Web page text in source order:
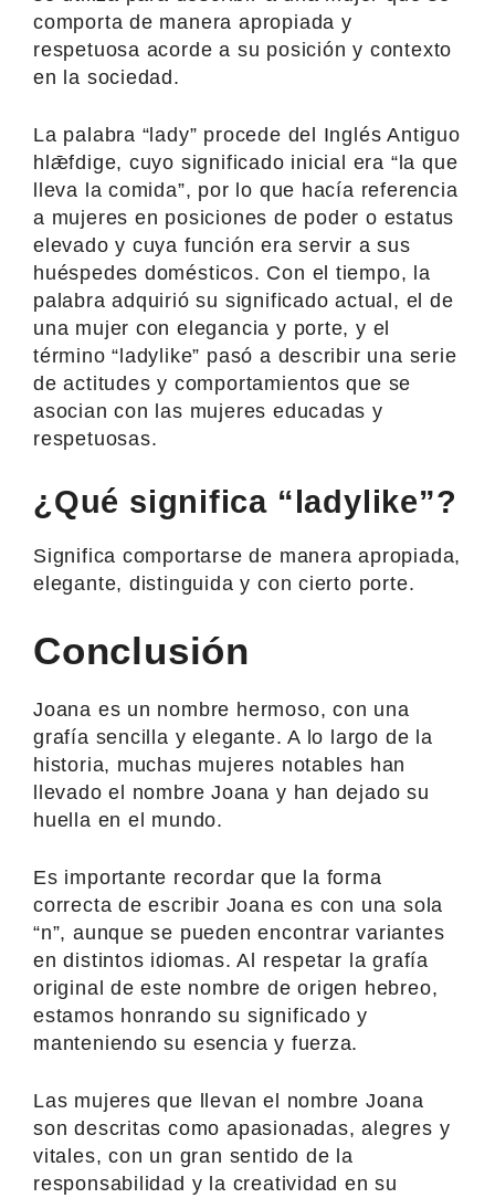
comporta de manera apropiada y
respetuosa acorde a su posición y contexto
en la sociedad.
La palabra “lady” procede del Inglés Antiguo
hlǣfdige, cuyo significado inicial era “la que
lleva la comida”, por lo que hacía referencia
a mujeres en posiciones de poder o estatus
elevado y cuya función era servir a sus
huéspedes domésticos. Con el tiempo, la
palabra adquirió su significado actual, el de
una mujer con elegancia y porte, y el
término “ladylike” pasó a describir una serie
de actitudes y comportamientos que se
asocian con las mujeres educadas y
respetuosas.
¿Qué significa “ladylike”?
Significa comportarse de manera apropiada,
elegante, distinguida y con cierto porte.
Conclusión
Joana es un nombre hermoso, con una
grafía sencilla y elegante. A lo largo de la
historia, muchas mujeres notables han
llevado el nombre Joana y han dejado su
huella en el mundo.
Es importante recordar que la forma
correcta de escribir Joana es con una sola
“n”, aunque se pueden encontrar variantes
en distintos idiomas. Al respetar la grafía
original de este nombre de origen hebreo,
estamos honrando su significado y
manteniendo su esencia y fuerza.
Las mujeres que llevan el nombre Joana
son descritas como apasionadas, alegres y
vitales, con un gran sentido de la
responsabilidad y la creatividad en su